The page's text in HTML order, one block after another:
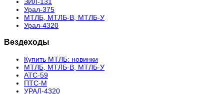
Урал-375
МТЛБ, МТЛБ-В, МТЛБ-У
Урал-4320
Вездеходы
Купить МТЛБ: новинки
МТЛБ, МТЛБ-В, МТЛБ-У
АТС-59
ПТС-М
УРАЛ-4320